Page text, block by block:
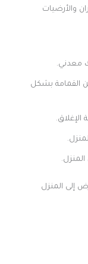
والأرضيات
معدني.
القمامة بشكل
الإغلاق.
إلى المنزل